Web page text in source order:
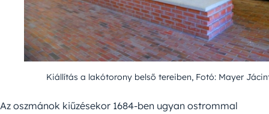
Kiállítás a lakótorony belső tereiben, Fotó: Mayer
Az oszmánok kiűzésekor 1684-ben ugyan ostrommal